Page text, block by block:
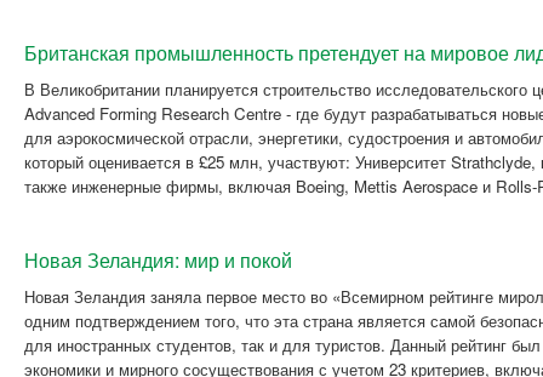
Британская промышленность претендует на мировое
В Великобритании планируется строительство исследовательского
Advanced Forming Research Centre - где будут разрабатываться
для аэрокосмической отрасли, энергетики, судостроения и
который оценивается в £25 млн, участвуют: Университет
также инженерные фирмы, включая Boeing, Mettis Aerospace и Rolls-
Новая Зеландия: мир и покой
Новая Зеландия заняла первое место во «Всемирном рейтинге
одним подтверждением того, что эта страна является самой
для иностранных студентов, так и для туристов. Данный рейтинг
экономики и мирного сосуществования с учетом 23 критериев,